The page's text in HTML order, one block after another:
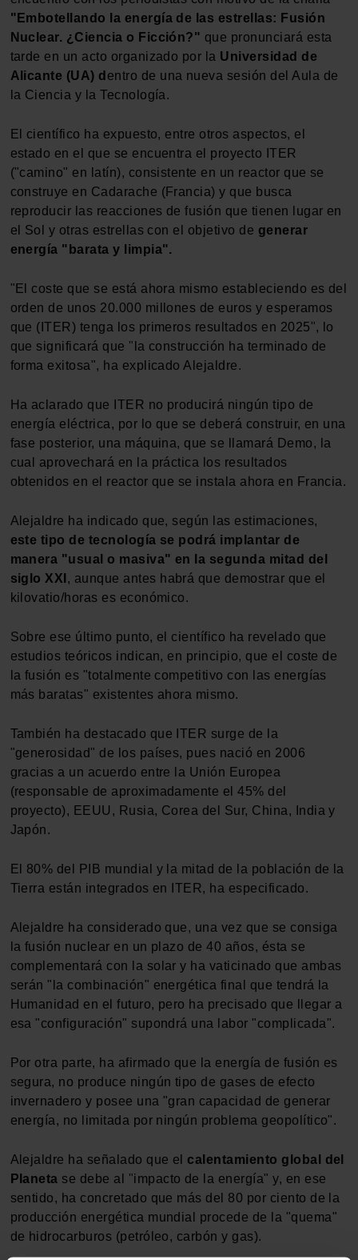
"Embotellando la energía de las estrellas: Fusión
Nuclear. ¿Ciencia o Ficción?" que pronunciará esta
tarde en un acto organizado por la Universidad de
Alicante (UA) d entro de una nueva sesión del Aula de
la Ciencia y la Tecnología.
El científico ha expuesto, entre otros aspectos, el
estado en el que se encuentra el proyecto ITER
("camino" en latín), consistente en un reactor que se
construye en Cadarache (Francia) y que busca
reproducir las reacciones de fusión que tienen lugar en
el Sol y otras estrellas con el objetivo de generar
energía "barata y limpia".
"El coste que se está ahora mismo estableciendo es del
orden de unos 20.000 millones de euros y esperamos
que (ITER) tenga los primeros resultados en 2025", lo
que significará que "la construcción ha terminado de
forma exitosa", ha explicado Alejaldre.
Ha aclarado que ITER no producirá ningún tipo de
energía eléctrica, por lo que se deberá construir, en una
fase posterior, una máquina, que se llamará Demo, la
cual aprovechará en la práctica los resultados
obtenidos en el reactor que se instala ahora en Francia.
Alejaldre ha indicado que, según las estimaciones,
este tipo de tecnología se podrá implantar de
manera "usual o masiva" en la segunda mitad del
siglo XXI , aunque antes habrá que demostrar que el
kilovatio/horas es económico.
Sobre ese último punto, el científico ha revelado que
estudios teóricos indican, en principio, que el coste de
la fusión es "totalmente competitivo con las energías
más baratas" existentes ahora mismo.
También ha destacado que ITER surge de la
"generosidad" de los países, pues nació en 2006
gracias a un acuerdo entre la Unión Europea
(responsable de aproximadamente el 45% del
proyecto), EEUU, Rusia, Corea del Sur, China, India y
Japón.
El 80% del PIB mundial y la mitad de la población de la
Tierra están integrados en ITER, ha especificado.
Alejaldre ha considerado que, una vez que se consiga
la fusión nuclear en un plazo de 40 años, ésta se
complementará con la solar y ha vaticinado que ambas
serán "la combinación" energética final que tendrá la
Humanidad en el futuro, pero ha precisado que llegar a
esa "configuración" supondrá una labor "complicada".
Por otra parte, ha afirmado que la energía de fusión es
segura, no produce ningún tipo de gases de efecto
invernadero y posee una "gran capacidad de generar
energía, no limitada por ningún problema geopolítico".
Alejaldre ha señalado que el calentamiento global del
Planeta se debe al "impacto de la energía" y, en ese
sentido, ha concretado que más del 80 por ciento de la
producción energética mundial procede de la "quema"
de hidrocarburos (petróleo, carbón y gas).